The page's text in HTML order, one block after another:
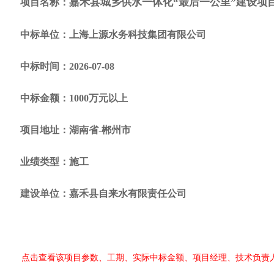
项目名称：
中标单位：上海上源水务科技集团有限公司
中标时间：2026-07-08
中标金额：1000万元以上
项目地址：湖南省-郴州市
业绩类型：施工
建设单位：嘉禾县自来水有限责任公司
点击查看该项目参数、工期、实际中标金额、项目经理、技术负